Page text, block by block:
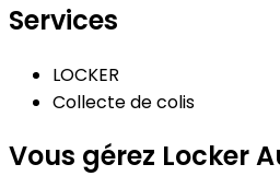
Services
LOCKER
Collecte de colis
Vous gérez Locker